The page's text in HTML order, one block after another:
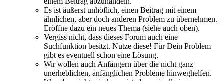
Es ist äußerst unhöflich, einen Beitrag mit einem
ähnlichen, aber doch anderen Problem zu übernehmen.
Eröffne dazu ein neues Thema (siehe auch oben).
Vergiss nicht, dass dieses Forum auch eine
Suchfunktion besitzt. Nutze diese! Für Dein Problem
gibt es eventuell schon eine Lösung.
Wir wollen auch Anfängern über die nicht ganz
unerheblichen, anfänglichen Probleme hinweghelfen.